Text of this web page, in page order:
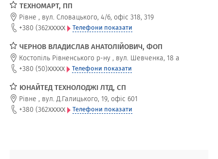
ТЕХНОМАРТ, ПП
Рівне , вул. Словацького, 4/6, офіс 318, 319
+380 (362xxxxx Телефони показати
ЧЕРНОВ ВЛАДИСЛАВ АНАТОЛІЙОВИЧ, ФОП
Костопіль Рівненського р-ну , вул. Шевченка, 18 а
+380 (50)xxxxx Телефони показати
ЮНАЙТЕД ТЕХНОЛОДЖІ ЛТД, СП
Рівне , вул. Д.Галицького, 19, офіс 601
+380 (362xxxxx Телефони показати